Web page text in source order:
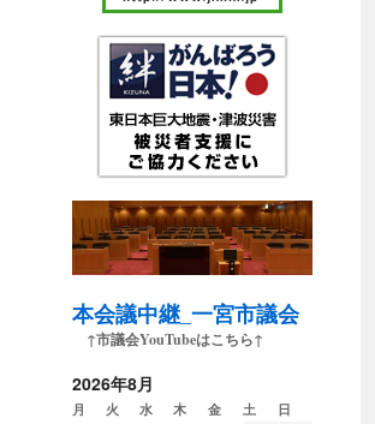
本会議中継_一宮市議会
↑市議会YouTubeはこちら↑
2026年8月
月 火 水 木 金 土 日